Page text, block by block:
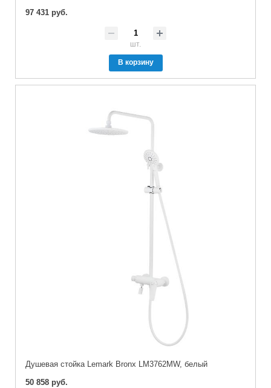
97 431 руб.
шт.
В корзину
Душевая стойка Lemark Bronx LM3762MW, белый
50 858 руб.